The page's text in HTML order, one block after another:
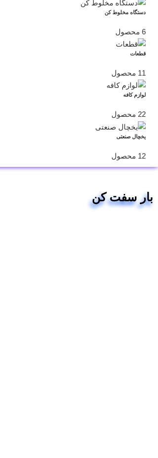
دستگاه مخلوط کن
6 محصول
قطعات
11 محصول
لوازم کافه
22 محصول
یخچال صنعتی
12 محصول
بار سفت کن